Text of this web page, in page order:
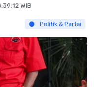
WIB
Politik & Partai